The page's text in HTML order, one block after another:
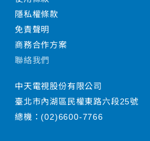
隱私權條款
免責聲明
商務合作方案
聯絡我們
中天電視股份有限公司
臺北市內湖區民權東路六段25號
總機：(02)6600-7766